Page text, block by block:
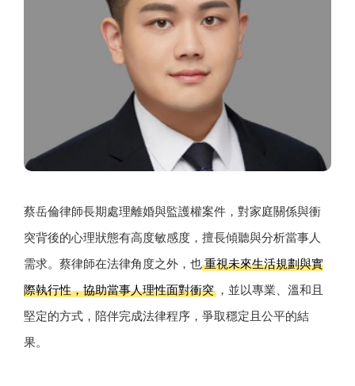
蔡岳倫律師長期處理離婚與監護權案件，對家庭關係與衝
突背後的心理狀態有高度敏感度，擅長傾聽與分析當事人
需求。蔡律師在法律角度之外，也重視未來生活規劃與實
際執行性，協助當事人理性面對衝突 ，並以專業、溫和且
堅定的方式，陪伴完成法律程序，爭取穩定且公平的結
果。